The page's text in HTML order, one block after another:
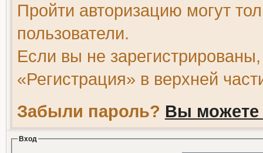
Пройти авторизацию могут
пользователи.
Если вы не
«Регистрация» в верхней
Забыли пароль? Вы можете
Вход